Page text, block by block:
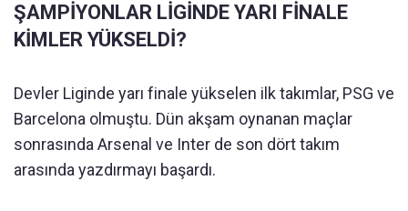
ŞAMPİYONLAR LİGİNDE YARI FİNALE
KİMLER YÜKSELDİ?
Devler Liginde yarı finale yükselen ilk takımlar, PSG ve
Barcelona olmuştu. Dün akşam oynanan maçlar
sonrasında Arsenal ve Inter de son dört takım
arasında yazdırmayı başardı.